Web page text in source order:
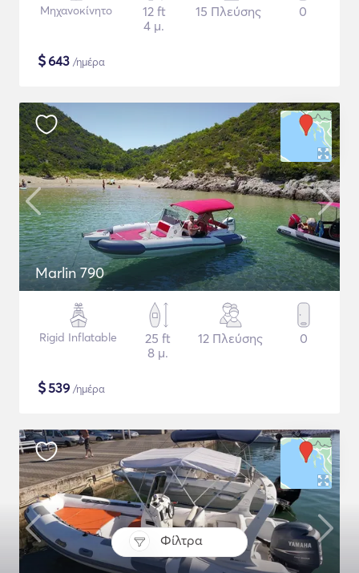
Φίλτρα
Μηχανοκίνητο
12 ft
4 μ.
15 Πλεύσης 0
$643 /ημέρα
Marlin 790
Rigid Inflatable
25 ft
8 μ.
12 Πλεύσης 0
$539 /ημέρα